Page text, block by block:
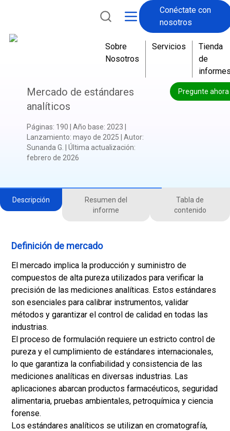
Conéctate con
nosotros
Sobre
Nosotros
Servicios
Tienda
de
Pregunte ahora
Mercado de estándares
analíticos
Páginas: 190 Año base: 2023
Lanzamiento: mayo de 2025 Autor:
Sunanda G.
Última actualización:
febrero de 2026
Descripción
Resumen del
informe
Tabla de
contenido
Definición de mercado
El mercado implica la producción y suministro de
compuestos de alta pureza utilizados para verificar la
precisión de las mediciones analíticas. Estos estándares
son esenciales para calibrar instrumentos, validar
métodos y garantizar el control de calidad en todas las
industrias.
El proceso de formulación requiere un estricto control de
pureza y el cumplimiento de estándares internacionales,
lo que garantiza la confiabilidad y consistencia de las
mediciones analíticas en diversas industrias. Las
aplicaciones abarcan productos farmacéuticos, seguridad
alimentaria, pruebas ambientales, petroquímica y ciencia
forense.
Los estándares analíticos se utilizan en cromatografía,